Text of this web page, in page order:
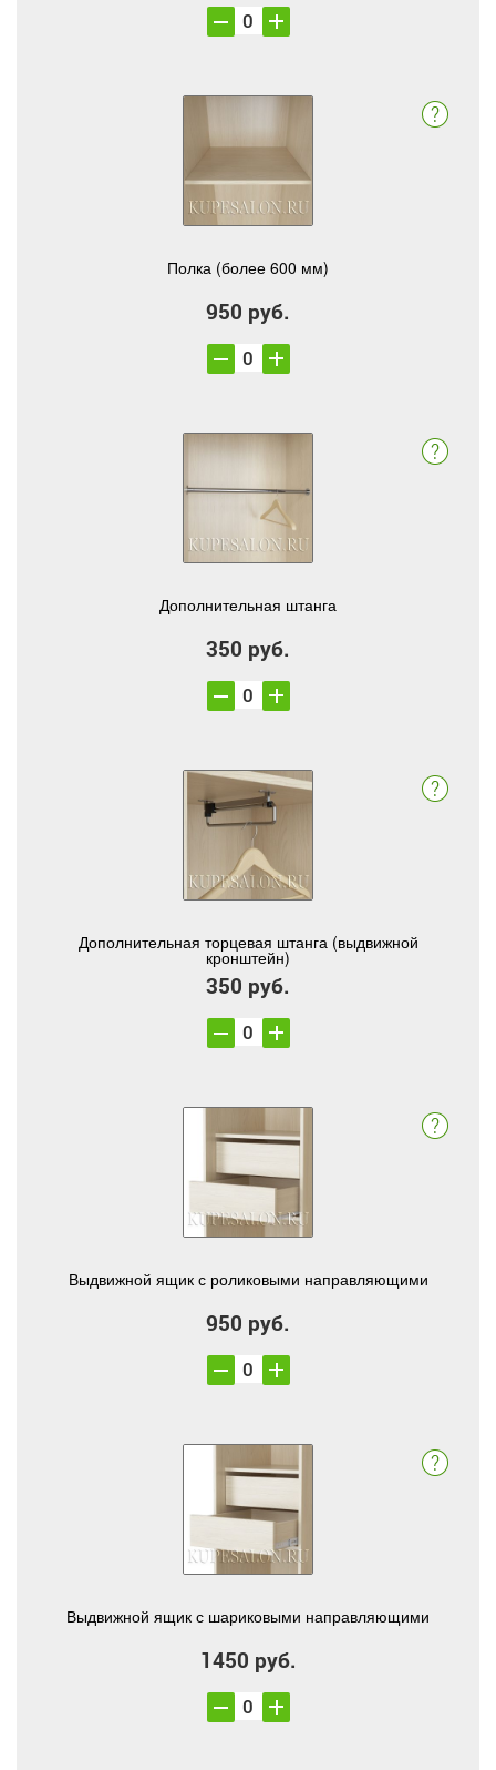
Полка (более 600 мм)
950 руб.
Дополнительная штанга
350 руб.
Дополнительная торцевая штанга (выдвижной
кронштейн)
350 руб.
Выдвижной ящик с роликовыми направляющими
950 руб.
Выдвижной ящик с шариковыми направляющими
1450 руб.